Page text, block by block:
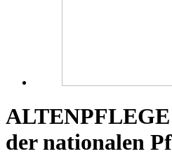
ALTENPFLEGE
der nationalen